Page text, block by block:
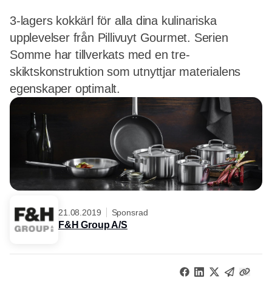
3-lagers kokkärl för alla dina kulinariska
upplevelser från Pillivuyt Gourmet. Serien
Somme har tillverkats med en tre-
skiktskonstruktion som utnyttjar materialens
egenskaper optimalt.
21.08.2019 Sponsrad
F&H Group A/S